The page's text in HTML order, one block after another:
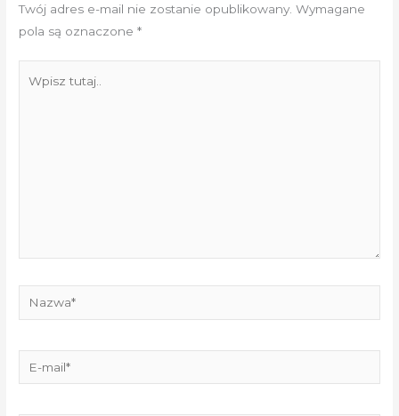
Twój adres e-mail nie zostanie opublikowany. Wymagane
pola są oznaczone*
tutaj..
mail*